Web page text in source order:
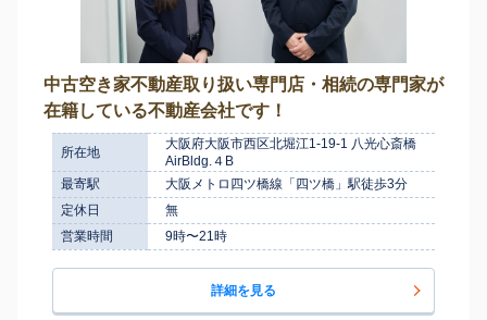
中古空き家不動産取り扱い専門店・相続の専門家が
在籍している不動産会社です！
所在地
大阪府大阪市西区北堀江1-19-1 八光心斎橋
AirBldg.４B
最寄駅
大阪メトロ四ツ橋線「四ツ橋」駅徒歩3分
定休日
無
営業時間
9時〜21時
詳細を見る